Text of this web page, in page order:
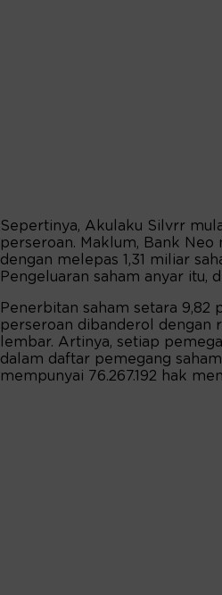
Sepertinya, Akulaku Silvrr
perseroan. Maklum, Bank
dengan melepas 1,31 miliar
Pengeluaran saham anyar itu,
Penerbitan saham setara
perseroan dibanderol dengan
lembar. Artinya, setiap
dalam daftar pemegang
mempunyai 76.267.192 hak